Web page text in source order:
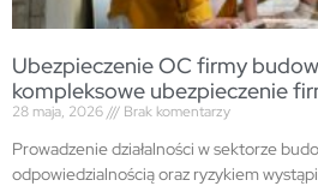
Ubezpieczenie OC firmy
kompleksowe ubezpieczenie
28 maja, 2026 Brak komentarzy
Prowadzenie działalności w sektorze
odpowiedzialnością oraz ryzykiem